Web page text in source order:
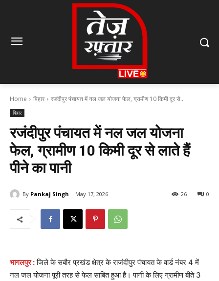
Home बिहार रजंदीपुर पंचायत में नल जल योजना फेल, ग्रामीण 10 किमी दूर से...
बिहार
रजंदीपुर पंचायत में नल जल योजना
फेल, ग्रामीण 10 किमी दूर से लाते हैं
पीने का पानी
By Pankaj Singh May 17, 2026 0
26
भागलपुर : जिले के सबौर प्रखंड क्षेत्र के राजंदीपुर पंचायत के वार्ड नंबर 4 में
नल जल योजना पूरी तरह से फेल साबित हुआ है। पानी के लिए ग्रामीण बीते 3